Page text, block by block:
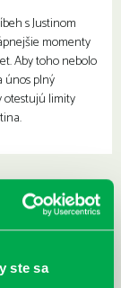
ste sa
s Justinom
momenty
Aby toho nebolo
únos plný
otestujú limity